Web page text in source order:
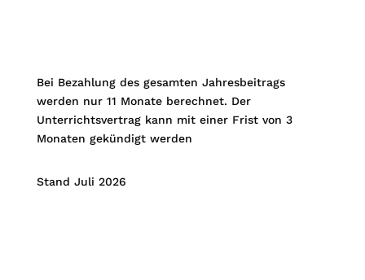
Bei Bezahlung des gesamten Jahresbeitrags
werden nur 11 Monate berechnet. Der
Unterrichtsvertrag kann mit einer Frist von 3
Monaten gekündigt werden
Stand Juli 2026